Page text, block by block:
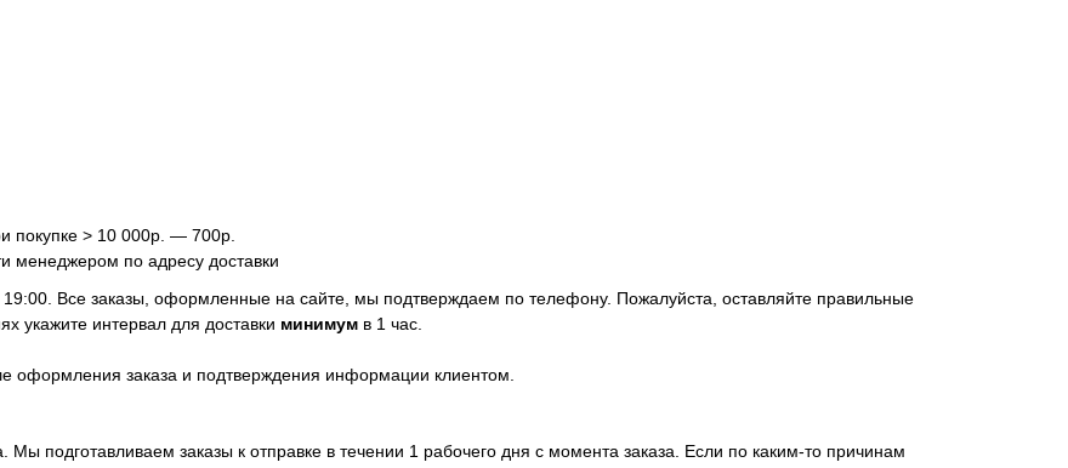
покупке > 10 000р. — 700р.
менеджером по адресу доставки
19:00. Все заказы, оформленные на сайте, мы подтверждаем по телефону. Пожалуйста, оставляйте правильные
укажите интервал для доставки минимум в 1 час.
оформления заказа и подтверждения информации клиентом.
Мы подготавливаем заказы к отправке в течении 1 рабочего дня с момента заказа. Если по каким-то причинам